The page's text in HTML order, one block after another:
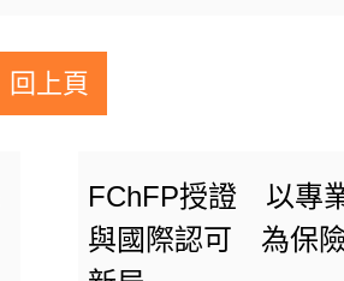
回上頁
FChFP授證 以專
與國際認可 為保